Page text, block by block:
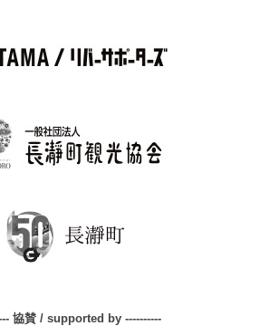
協賛 / supported by ----------